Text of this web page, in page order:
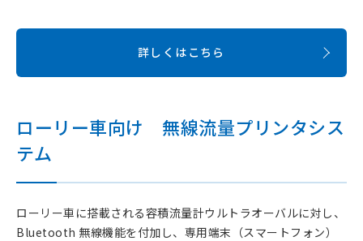
詳しくはこちら
ローリー車向け 無線流量プリンタシス
テム
ローリー車に搭載される容積流量計ウルトラオーバルに対し、
Bluetooth 無線機能を付加し、専用端末（スマートフォン）